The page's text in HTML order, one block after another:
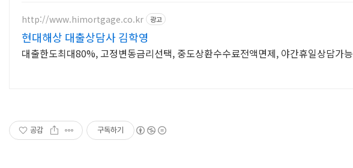
http://www.himortgage.co.kr 광고
현대해상 대출상담사 김학영
대출한도최대80%, 고정변동금리선택, 중도상환수수료전액면제, 야간휴일상담가능
공감 구독하기